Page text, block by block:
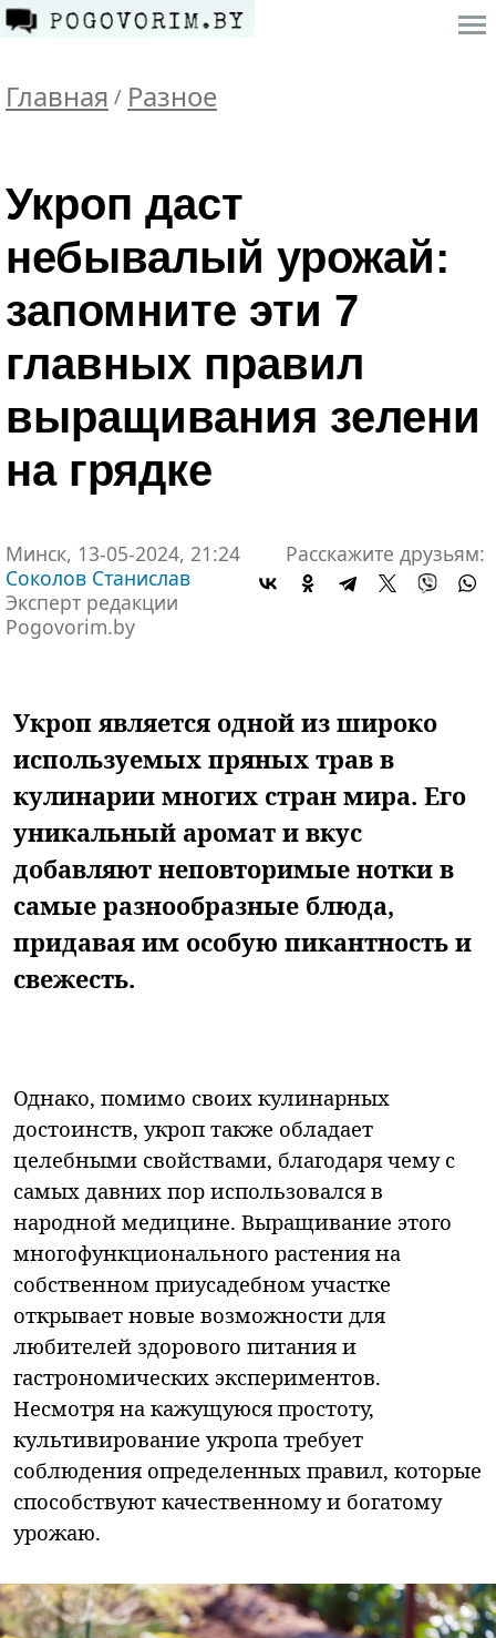
Главная / Разное
Укроп даст
небывалый урожай:
запомните эти 7
главных правил
выращивания зелени
на грядке
Минск, 13-05-2024, 21:24
Соколов Станислав
Эксперт редакции
Pogovorim.by
Расскажите друзьям:
Укроп является одной из широко
используемых пряных трав в
кулинарии многих стран мира. Его
уникальный аромат и вкус
добавляют неповторимые нотки в
самые разнообразные блюда,
придавая им особую пикантность и
свежесть.
Однако, помимо своих кулинарных
достоинств, укроп также обладает
целебными свойствами, благодаря чему с
самых давних пор использовался в
народной медицине. Выращивание этого
многофункционального растения на
собственном приусадебном участке
открывает новые возможности для
любителей здорового питания и
гастрономических экспериментов.
Несмотря на кажущуюся простоту,
культивирование укропа требует
соблюдения определенных правил, которые
способствуют качественному и богатому
урожаю.